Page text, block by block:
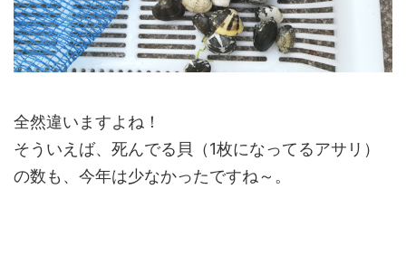
全然違いますよね！
そういえば、死んでる貝（1枚になってるアサリ）
の数も、今年は少なかったですね～。